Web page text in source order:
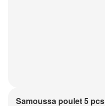
Samoussa poulet 5 pcs